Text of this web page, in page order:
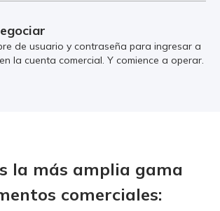
de usuario y contraseña para ingresar a
la cuenta comercial. Y comience a operar.
la más amplia gama
comerciales: